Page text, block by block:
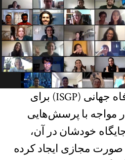
موسسهٔ‌ مطالعات رفاه جهانی (ISGP) برای
مواجه با پرسش‌هایی
خودشان در آن،
صورت مجازی ایجاد کرده